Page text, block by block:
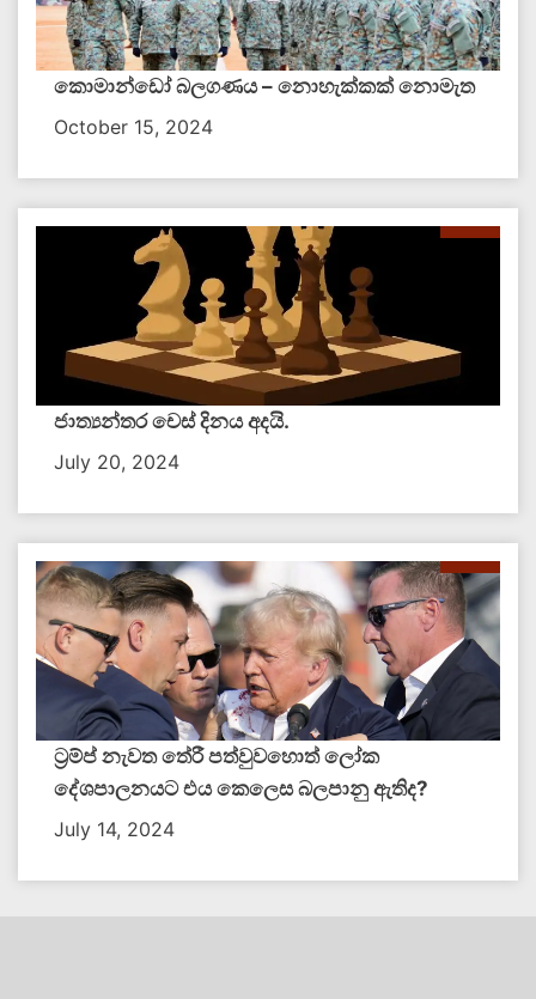
කොමාන්ඩෝ බලගණය – නොහැක්කක් නොමැත​
October 15, 2024
ජාත්‍යන්තර චෙස් දිනය අදයි.
July 20, 2024
ට්‍රම්ප් නැවත තේරී පත්වුවහොත් ලෝක
දේශපාලනයට එය කෙලෙස බලපානු ඇතිද​?
July 14, 2024